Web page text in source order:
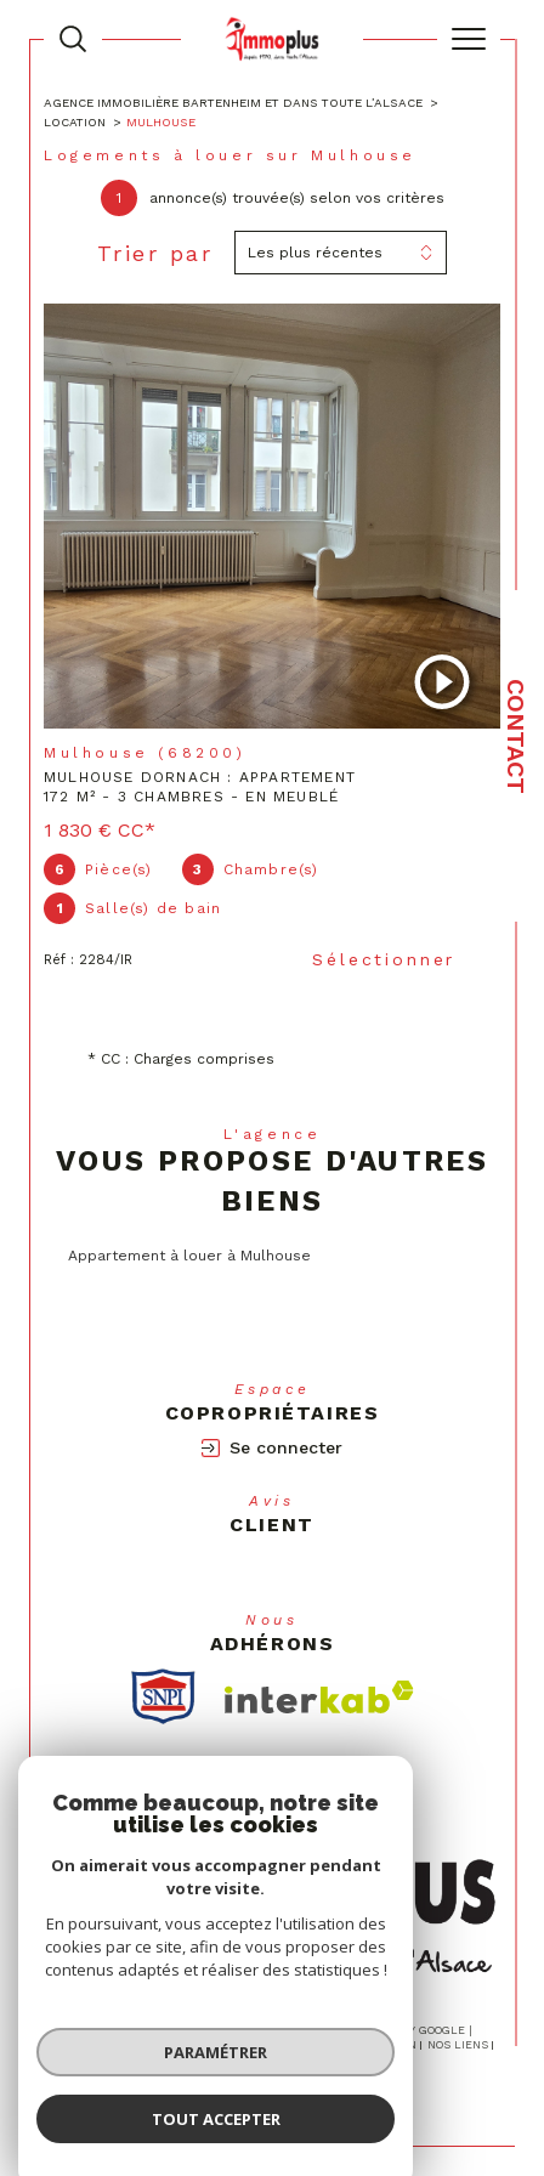
CONTACT
AGENCE IMMOBILIÈRE BARTENHEIM ET DANS TOUTE L’ALSACE
LOCATION
MULHOUSE
Logements à louer sur Mulhouse
1 annonce(s) trouvée(s) selon vos critères
Trier par Les plus récentes
Mulhouse (68200)
MULHOUSE DORNACH : APPARTEMENT
172 M² - 3 CHAMBRES - EN MEUBLÉ
1 830 € CC*
6 Pièce(s) 3 Chambre(s)
1 Salle(s) de bain
Réf : 2284/IR Sélectionner
* CC : Charges comprises
L'agence
VOUS PROPOSE D'AUTRES
BIENS
Appartement à louer à Mulhouse
Espace
COPROPRIÉTAIRES
Se connecter
Avis
CLIENT
Nous
ADHÉRONS
© 2026 | TOUS DROITS RÉSERVÉS | TRADUCTION POWERED BY GOOGLE |
PLAN DU SITE MENTIONS LÉGALES ADMIN
NOS LIENS
POLITIQUE RGPD
Comme beaucoup, notre site
utilise les cookies
On aimerait vous accompagner pendant
votre visite.
En poursuivant, vous acceptez l'utilisation des
cookies par ce site, afin de vous proposer des
contenus adaptés et réaliser des statistiques !
PARAMÉTRER
TOUT ACCEPTER